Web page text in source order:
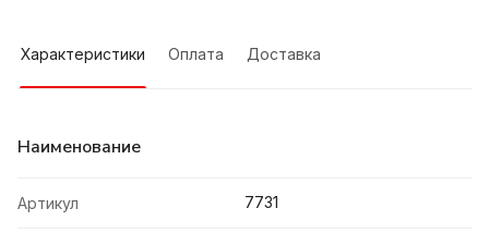
Характеристики Оплата Доставка
Наименование
Артикул 7731